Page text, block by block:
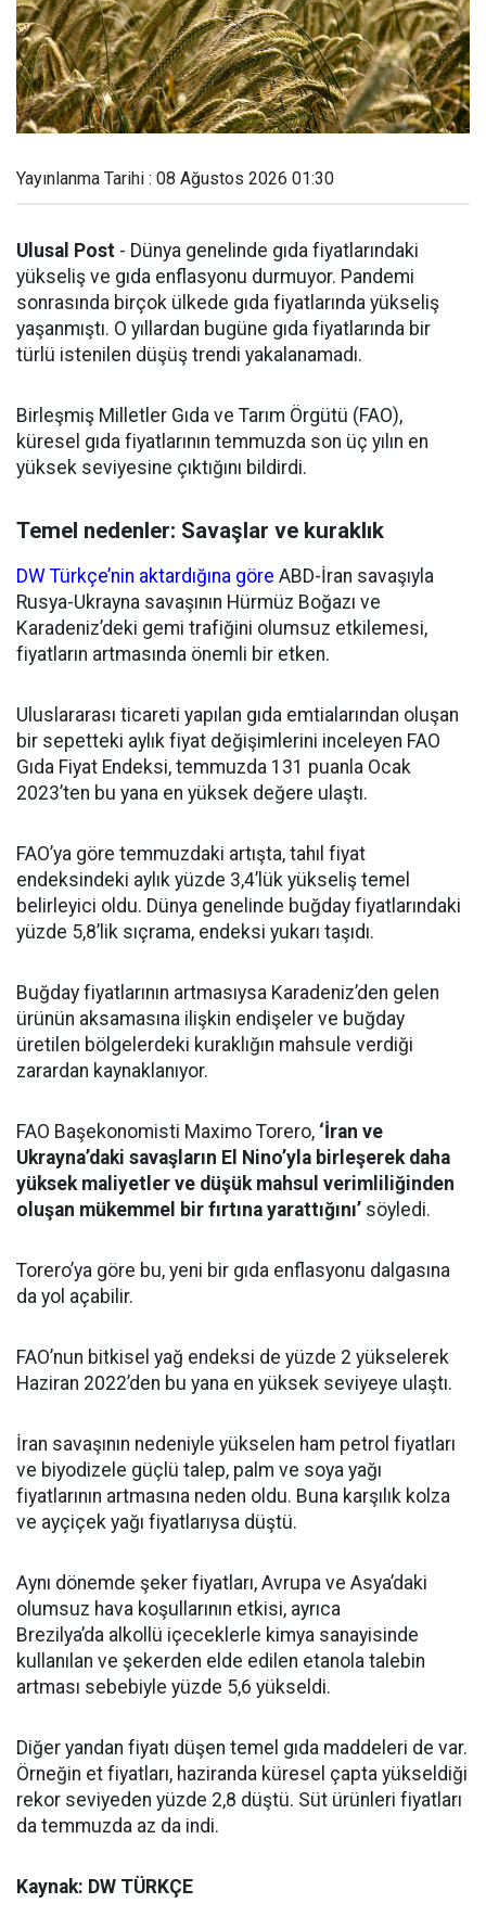
Yayınlanma Tarihi : 08 Ağustos 2026 01:30
Ulusal Post - Dünya genelinde gıda fiyatlarındaki
yükseliş ve gıda enflasyonu durmuyor. Pandemi
sonrasında birçok ülkede gıda fiyatlarında yükseliş
yaşanmıştı. O yıllardan bugüne gıda fiyatlarında bir
türlü istenilen düşüş trendi yakalanamadı.
Birleşmiş Milletler Gıda ve Tarım Örgütü (FAO),
küresel gıda fiyatlarının temmuzda son üç yılın en
yüksek seviyesine çıktığını bildirdi.
Temel nedenler: Savaşlar ve kuraklık
DW Türkçe’nin aktardığına göre ABD-İran savaşıyla
Rusya-Ukrayna savaşının Hürmüz Boğazı ve
Karadeniz’deki gemi trafiğini olumsuz etkilemesi,
fiyatların artmasında önemli bir etken.
Uluslararası ticareti yapılan gıda emtialarından oluşan
bir sepetteki aylık fiyat değişimlerini inceleyen FAO
Gıda Fiyat Endeksi, temmuzda 131 puanla Ocak
2023’ten bu yana en yüksek değere ulaştı.
FAO’ya göre temmuzdaki artışta, tahıl fiyat
endeksindeki aylık yüzde 3,4’lük yükseliş temel
belirleyici oldu. Dünya genelinde buğday fiyatlarındaki
yüzde 5,8’lik sıçrama, endeksi yukarı taşıdı.
Buğday fiyatlarının artmasıysa Karadeniz’den gelen
ürünün aksamasına ilişkin endişeler ve buğday
üretilen bölgelerdeki kuraklığın mahsule verdiği
zarardan kaynaklanıyor.
FAO Başekonomisti Maximo Torero, ‘İran ve
Ukrayna’daki savaşların El Nino’yla birleşerek daha
yüksek maliyetler ve düşük mahsul verimliliğinden
oluşan mükemmel bir fırtına yarattığını’ söyledi.
Torero’ya göre bu, yeni bir gıda enflasyonu dalgasına
da yol açabilir.
FAO’nun bitkisel yağ endeksi de yüzde 2 yükselerek
Haziran 2022’den bu yana en yüksek seviyeye ulaştı.
İran savaşının nedeniyle yükselen ham petrol fiyatları
ve biyodizele güçlü talep, palm ve soya yağı
fiyatlarının artmasına neden oldu. Buna karşılık kolza
ve ayçiçek yağı fiyatlarıysa düştü.
Aynı dönemde şeker fiyatları, Avrupa ve Asya’daki
olumsuz hava koşullarının etkisi, ayrıca
Brezilya’da alkollü içeceklerle kimya sanayisinde
kullanılan ve şekerden elde edilen etanola talebin
artması sebebiyle yüzde 5,6 yükseldi.
Diğer yandan fiyatı düşen temel gıda maddeleri de var.
Örneğin et fiyatları, haziranda küresel çapta yükseldiği
rekor seviyeden yüzde 2,8 düştü. Süt ürünleri fiyatları
da temmuzda az da indi.
Kaynak: DW TÜRKÇE